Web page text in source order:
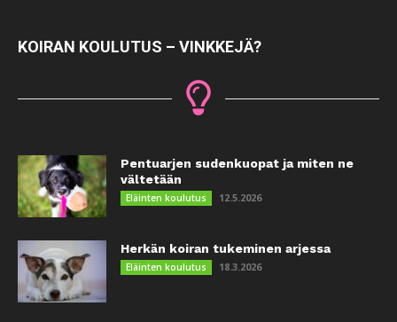
KOIRAN KOULUTUS – VINKKEJÄ?
Pentuarjen sudenkuopat ja miten ne
vältetään
Eläinten koulutus 12.5.2026
Herkän koiran tukeminen arjessa
Eläinten koulutus 18.3.2026